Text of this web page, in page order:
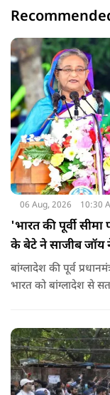
06 Aug, 2026 10:30
'भारत की पूर्वी
के बेटे ने साजीब जॉय
बांग्लादेश की पूर्व
भारत को बांग्लादेश से
होना चाहिए.